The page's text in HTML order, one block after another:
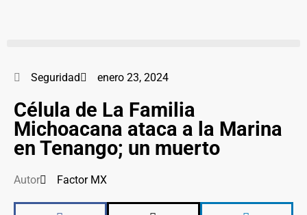
Seguridad enero 23, 2024
Célula de La Familia
Michoacana ataca a la Marina
en Tenango; un muerto
Autor Factor MX